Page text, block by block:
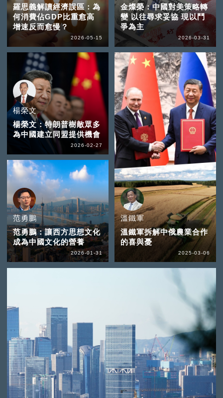
羅思義解讀經濟誤區：為
何消費佔GDP比重愈高
增速反而愈慢？
2026-05-15
金燦榮：中國對美策略轉
變 以往尋求妥協 現以鬥
爭為主
2026-03-31
楊榮文
楊榮文：特朗普樹敵眾多
為中國建立同盟提供機會
2026-02-27
范勇鵬
范勇鵬：讓西方思想文化
成為中國文化的營養
2026-01-31
溫鐵軍
溫鐵軍拆解中俄農業合作
的喜與憂
2025-03-06